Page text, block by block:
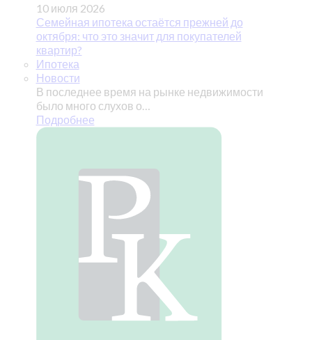
10 июля 2026
Семейная ипотека остаётся прежней до
октября: что это значит для покупателей
квартир?
Ипотека
Новости
В последнее время на рынке недвижимости
было много слухов о…
Подробнее